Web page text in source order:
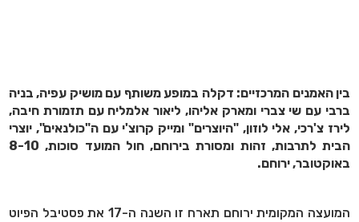
בין האמנים המרכזיים: דקלה במופע משותף עם מושיק עפיה, בניה
ברבי עם שי צברי ומארק אליהו, ליאור אלמליח עם תזמורת חיבה,
לירז צ'רכי, אלי לוזון, "היוצרים" ומייק קרוצ'י עם ה"כולנאים", יוצרי
הבית לתרבות, זהות ומסורת בירוחם,
חול המועד סוכות, 8-10
באוקטובר, ירוחם.
המועצה המקומית ירוחם תארח זו השנה ה-17 את פסטיבל הפיוט